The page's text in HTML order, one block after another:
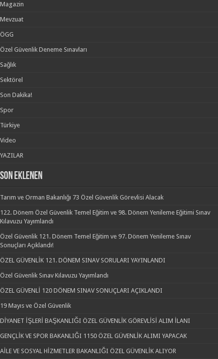
Magazin
Mevzuat
ÖGG
Özel Güvenlik Deneme Sınavları
Sağlık
Sektörel
Son Dakika!
Spor
Türkiye
Video
YAZILAR
SON EKLENEN
Tarım ve Orman Bakanlığı 73 Özel Güvenlik Görevlisi Alacak
122. Dönem Özel Güvenlik Temel Eğitim ve 98. Dönem Yenileme Eğitimi Sınav
Kılavuzu Yayımlandı
Özel Güvenlik 121. Dönem Temel Eğitim ve 97. Dönem Yenileme Sınav
Sonuçları Açıklandı!
ÖZEL GÜVENLİK 121. DÖNEM SINAV SORULARI YAYINLANDI
Özel Güvenlik Sınav Kılavuzu Yayımlandı
ÖZEL GÜVENLİ 120 DÖNEM SINAV SONUÇLARI AÇIKLANDI
19 Mayıs ve Özel Güvenlik
DİYANET İŞLERİ BAŞKANLIĞI ÖZEL GÜVENLİK GÖREVLİSİ ALIM İLANI
GENÇLİK VE SPOR BAKANLIĞI 1150 ÖZEL GÜVENLİK ALIMI YAPACAK
AİLE VE SOSYAL HİZMETLER BAKANLIĞI ÖZEL GÜVENLİK ALIYOR